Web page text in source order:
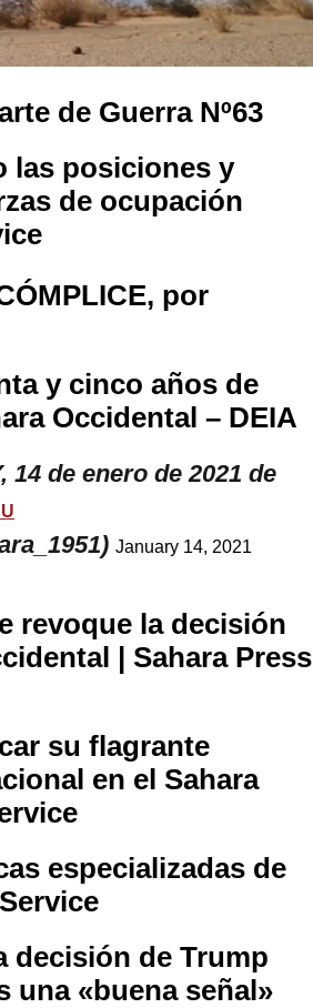
de Guerra Nº63
las posiciones y
de ocupación
por
y cinco años de
Occidental – DEIA
14 de enero de 2021 de
January 14, 2021
revoque la decisión
| Sahara Press
su flagrante
en el Sahara
especializadas de
decisión de Trump
una «buena señal»